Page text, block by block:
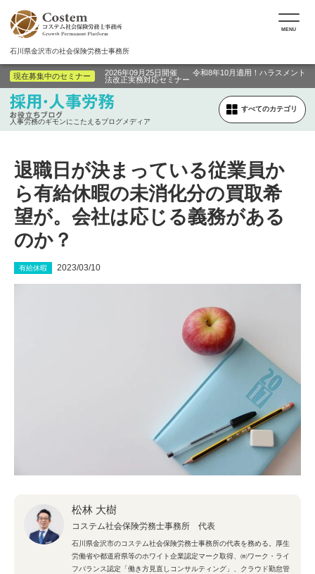
石川県金沢市の社会保険労務士事務所
MENU
現在募集中のセミナー
2026年09月25日開催 令和8年10月適用！ハラスメント
法改正実務対応セミナー
人事労務のギモンにこたえるブログメディア
すべてのカテゴリ
退職日が決まっている従業員か
ら有給休暇の未消化分の買取希
望が。会社は応じる義務がある
のか？
有給休暇 2023/03/10
松林 大樹
コステム社会保険労務士事務所 代表
石川県金沢市のコステム社会保険労務士事務所の代表を務める。厚生
労働省や都道府県等のホワイト企業認定マーク取得、㈱ワーク・ライ
フバランス認定「働き方見直しコンサルティング」、クラウド勤怠管